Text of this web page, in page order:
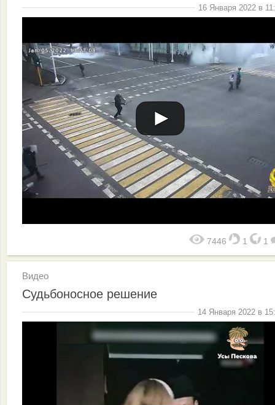
16 Января 2022 в
7446 1 1
Видео
Судьбоносное решение
14 Января 2022 в